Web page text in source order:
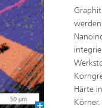
Härte